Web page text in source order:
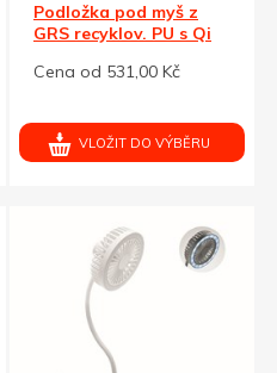
Podložka pod myš z
GRS recyklov. PU s Qi
Cena od 531,00 Kč
VLOŽIT DO VÝBĚRU